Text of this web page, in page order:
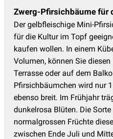
Zwerg-Pfirsichbäume für
Der gelbfleischige Mini-
für die Kultur im Topf
kaufen wollen. In einem
Volumen, können Sie
Terrasse oder auf dem
Pfirsichbäumchen wird nur
ebenso breit. Im Frühjahr
dunkelrosa Blüten. Die
normalgrossen Früchte
zwischen Ende Juli und